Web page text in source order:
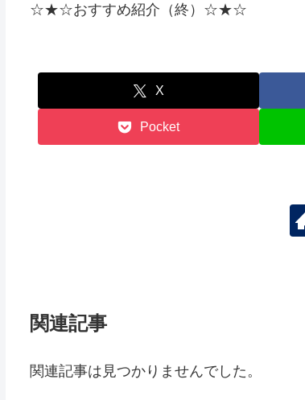
☆★☆おすすめ紹介（終）☆★☆
X
Pocket
関連記事
関連記事は見つかりませんでした。